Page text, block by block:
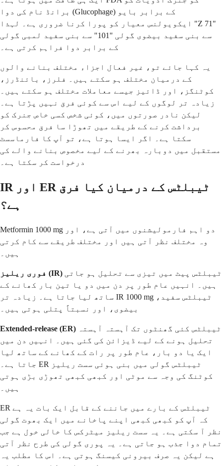
برانڈ نام کی دوا (Glucophage) کے برابر بایو
ایکویولنس معیار کو پورا کرنا ضروری ہے۔ لہذا "Z 71"
سے بنی سفید بیضوی گولی "101" سے بنی سفید لمبی گولی
کے برابر دوا فراہم کرتی ہے۔
یہ کہا جائے تو، غیر فعال اجزاء مختلف بنانے والوں
کے درمیان مختلف ہو سکتے ہیں۔ فلرز، بائنڈرز،
کوٹنگز، اور ڈائیز جیسے معاملات مختلف ہو سکتے ہیں۔
زیادہ تر لوگوں کے لیے اس سے کوئی فرق نہیں پڑتا ہے۔
لیکن نادر صورتوں میں، کوئی شخص کسی خاص جنرک کو
برداشت کرنے کے طریقے میں تھوڑا سا فرق محسوس کر
سکتا ہے۔ اگر ایسا ہوتا ہے، تو آپ کا فارماسسٹ
مستقبل میں دوبارہ بھرنے کے لیے مخصوص بنانے والے کی
درخواست کر سکتا ہے۔
IR اور ER ٹیبلٹس کے درمیان کیا فرق
ہے؟
Metformin 1000 mg دو اہم فارمولیشنوں میں آتی ہے، اور
وہ مختلف نظر آتی ہیں اور مختلف طریقے سے کام کرتی
ہیں۔
فوری ریلیز (IR)
ہیں۔ انہیں عام طور پر دن میں دو یا تین بار کھانے کے
ساتھ لیا جاتا ہے۔ زیادہ تر IR 1000 mg ٹیبلٹس سفید،
بیضوی، اور نسبتاً پتلی ہوتی ہیں۔
Extended-release (ER)
تحلیل ہونے کے لیے ڈیزائن کی گئی ہیں۔ انہیں دن میں
ایک یا دو بار، عام طور پر رات کے کھانے کے ساتھ لیا
جاتا ہے۔ ER ٹیبلٹس گولی میں بنی ہوئی سست ریلیز
کوٹنگ کی وجہ سے موٹی اور کبھی کبھی تھوڑی بڑی ہوتی
ہیں۔
ER ٹیبلٹس کے بارے میں جاننے کے قابل ایک بات یہ ہے
کہ آپ کو کبھی کبھی اپنے پاخانے میں ایک بھوت گولی
نظر آ سکتی ہے۔ یہ سست ریلیز میٹرکس کا خالی خول ہے جب
تمام دوا جذب ہو جاتی ہے۔ یہ پوری گولی کی طرح نظر آتی
ہے لیکن یہ صرف بیرونی کیسنگ ہوتی ہے۔ اس کا مطلب یہ